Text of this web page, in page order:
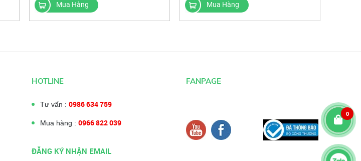
Mua Hàng Mua Hàng
HOTLINE
Tư vấn : 0986 634 759
Mua hàng : 0966 822 039
ĐĂNG KÝ NHẬN EMAIL
FANPAGE
0